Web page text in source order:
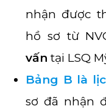
nhận được
hồ sơ từ
vấn tại LSQ
Bảng B là
sơ đã nhận